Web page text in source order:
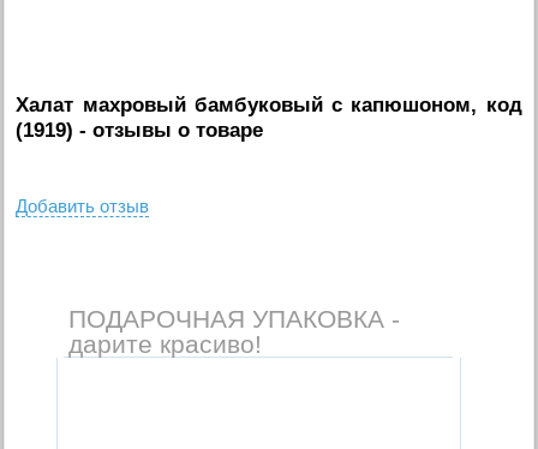
Халат махровый бамбуковый с капюшоном, код
(1919) - отзывы о товаре
Добавить отзыв
ПОДАРОЧНАЯ УПАКОВКА -
дарите красиво!